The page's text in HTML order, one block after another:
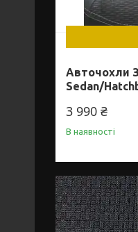
Авточохли
Sedan/
3 990 ₴
В наявності